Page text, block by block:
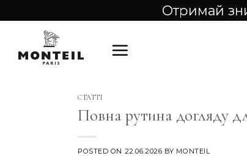
to
Отримай
СТАТТІ
Повна рутина догляду
POSTED ON 22.06.2026 BY MONTEIL